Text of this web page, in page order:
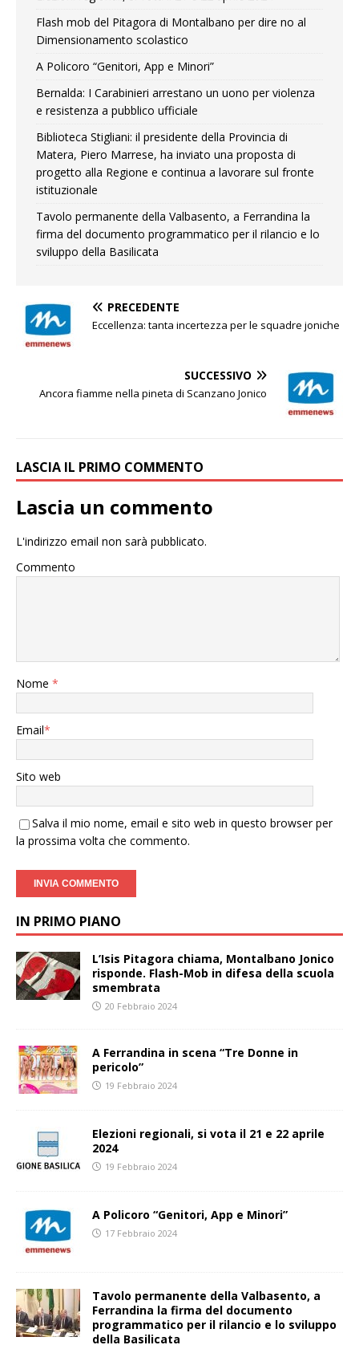
Flash mob del Pitagora di Montalbano per dire no al
Dimensionamento scolastico
A Policoro “Genitori, App e Minori”
Bernalda: I Carabinieri arrestano un uono per violenza
e resistenza a pubblico ufficiale
Biblioteca Stigliani: il presidente della Provincia di
Matera, Piero Marrese, ha inviato una proposta di
progetto alla Regione e continua a lavorare sul fronte
istituzionale
Tavolo permanente della Valbasento, a Ferrandina la
firma del documento programmatico per il rilancio e lo
sviluppo della Basilicata
PRECEDENTE
Eccellenza: tanta incertezza per le squadre joniche
SUCCESSIVO
Ancora fiamme nella pineta di Scanzano Jonico
LASCIA IL PRIMO COMMENTO
Lascia un commento
L'indirizzo email non sarà pubblicato.
Commento
Nome *
Email*
Sito web
Salva il mio nome, email e sito web in questo browser per
la prossima volta che commento.
IN PRIMO PIANO
L’Isis Pitagora chiama, Montalbano Jonico
risponde. Flash-Mob in difesa della scuola
smembrata
20 Febbraio 2024
A Ferrandina in scena “Tre Donne in
pericolo”
19 Febbraio 2024
Elezioni regionali, si vota il 21 e 22 aprile
2024
19 Febbraio 2024
A Policoro “Genitori, App e Minori”
17 Febbraio 2024
Tavolo permanente della Valbasento, a
Ferrandina la firma del documento
programmatico per il rilancio e lo sviluppo
della Basilicata